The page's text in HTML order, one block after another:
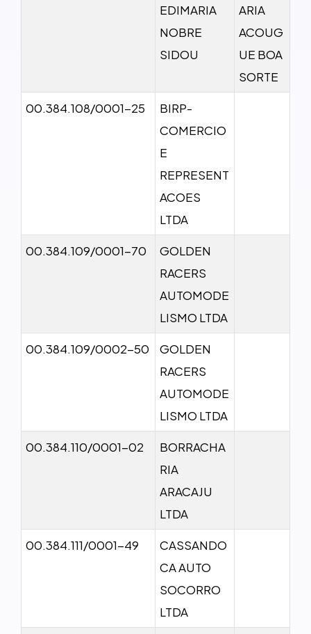
EDIMARIA
NOBRE
SIDOU
ARIA
ACOUG
UE BOA
SORTE
00.384.108/0001-25
BIRP-
COMERCIO
E
REPRESENT
ACOES
LTDA
00.384.109/0001-70
GOLDEN
RACERS
AUTOMODE
LISMO LTDA
00.384.109/0002-50
GOLDEN
RACERS
AUTOMODE
LISMO LTDA
00.384.110/0001-02
BORRACHA
RIA
ARACAJU
LTDA
00.384.111/0001-49
CASSANDO
CA AUTO
SOCORRO
LTDA